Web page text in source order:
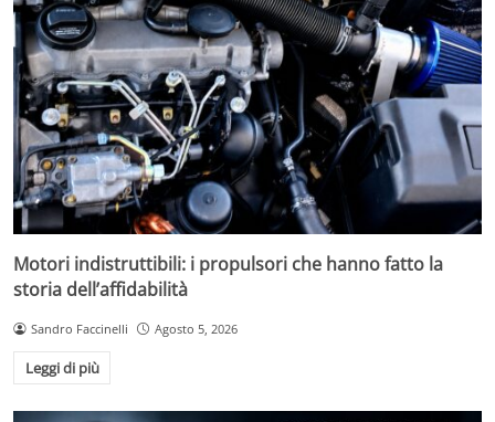
Motori indistruttibili: i propulsori che hanno fatto la
storia dell’affidabilità
Sandro Faccinelli Agosto 5, 2026
Leggi di più